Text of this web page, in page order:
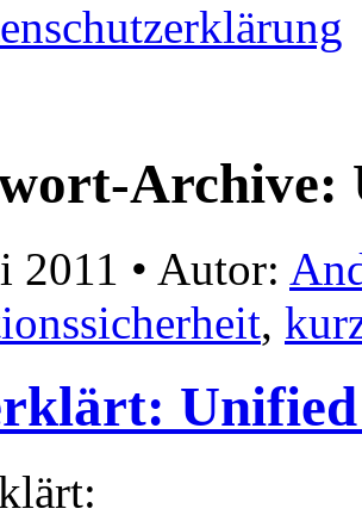
Archive:
2011 • Autor:
,
Unified